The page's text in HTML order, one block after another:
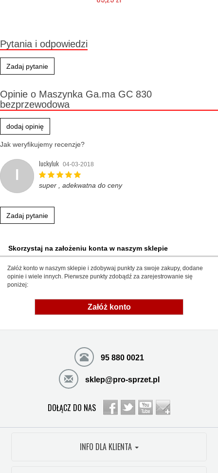
Pytania i odpowiedzi
Zadaj pytanie
Opinie o Maszynka Ga.ma GC 830
bezprzewodowa
dodaj opinię
Jak weryfikujemy recenzje?
l
luckyluk 04-03-2018
super , adekwatna do ceny
Zadaj pytanie
Skorzystaj na założeniu konta w naszym sklepie
Załóż konto w naszym sklepie i zdobywaj punkty za swoje zakupy, dodane
opinie i wiele innych. Pierwsze punkty zdobądź za zarejestrowanie się
poniżej:
Załóż konto
95 880 0021
sklep@pro-sprzet.pl
DOŁĄCZ DO NAS
INFO DLA KLIENTA